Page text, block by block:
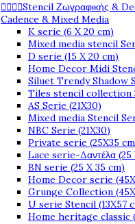
Stencil Ζωγραφικής &
Cadence & Mixed Media
K serie (6 X 20 cm)
Mixed media stencil
D serie (15 X 20 cm)
Home Decor Midi
Siluet Trendy Shadow
Tiles stencil collection
AS Serie (21X30)
Mixed media Stencil
NBC Serie (21X30)
Private serie (25X35
Lace serie-Δαντέλα (25
BN serie (25 X 35 cm)
Home Decor serie
Grunge Collection
U serie Stencil (13X57
Home heritage classic